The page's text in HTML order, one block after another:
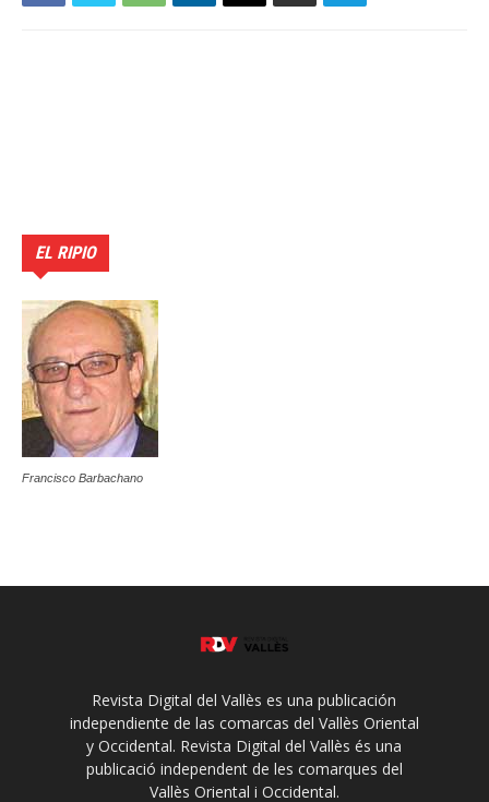
EL RIPIO
Francisco Barbachano
Revista Digital del Vallès es una publicación
independiente de las comarcas del Vallès Oriental
y Occidental. Revista Digital del Vallès és una
publicació independent de les comarques del
Vallès Oriental i Occidental.